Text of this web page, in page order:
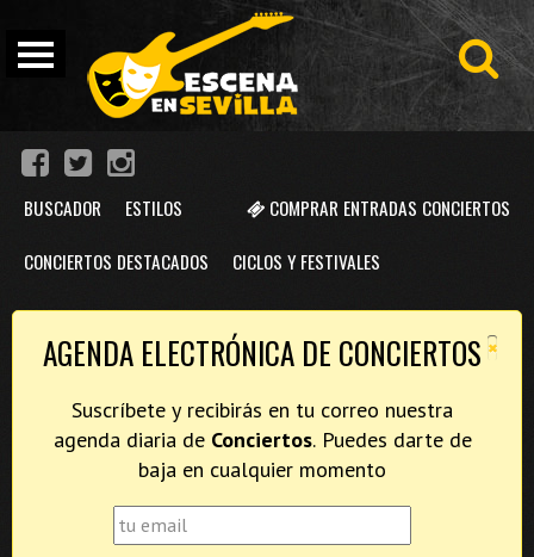
COMPRAR ENTRADAS CONCIERTOS
BUSCADOR ESTILOS
CONCIERTOS DESTACADOS CICLOS Y FESTIVALES
×
AGENDA ELECTRÓNICA DE CONCIERTOS
Suscríbete y recibirás en tu correo nuestra
agenda diaria de Conciertos. Puedes darte de
baja en cualquier momento